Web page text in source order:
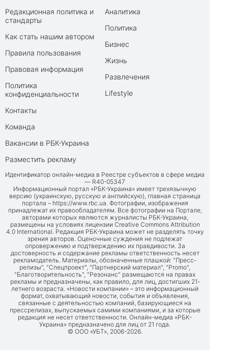
Редакционная политика и
стандарты
Как стать нашим автором
Правила пользования
Правовая информация
Политика
конфиденциальности
Контакты
Команда
Вакансии в РБК-Украина
Разместить рекламу
Аналитика
Политика
Бизнес
Жизнь
Развлечения
Lifestyle
Идентификатор онлайн-медиа в Реестре субъектов в сфере медиа
— R40-05347
Информационный портал «РБК-Украина» имеет трехязычную
версию (украинскую, русскую и английскую), главная страница
портала – https://www.rbc.ua. Фотографии, изображения
принадлежат их правообладателям. Все фотографии на Портале,
авторами которых являются журналисты РБК-Украина,
размещены на условиях лицензии Creative Commons Attribution
4.0 International. Редакция РБК-Украина может не разделять точку
зрения авторов. Оценочные суждения не подлежат
опровержению и подтверждению их правдивости. За
достоверность и содержание рекламы ответственность несет
рекламодатель. Материалы, обозначенные плашкой: "Пресс-
релизы", "Спецпроект", "Партнерский материал", "Promo",
"Благотворительность", "Резонанс" размещаются на правах
рекламы и предназначены, как правило, для лиц, достигших 21-
летнего возраста. «Новости компании» – это информационный
формат, охватывающий новости, события и объявления,
связанные с деятельностью компаний, базирующиеся на
прессрелизах, выпускаемых самими компаниями, и за которые
редакция не несет ответственности. Онлайн-медиа «РБК-
Украина» предназначено для лиц от 21 года.
© ООО «УБТ», 2006-2026.